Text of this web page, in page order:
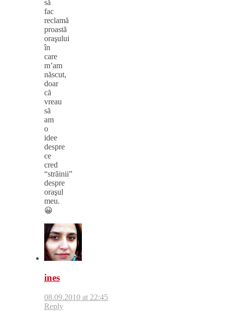
să
fac
reclamă
proastă
oraşului
în
care
m’am
născut,
doar
că
vreau
să
am
o
idee
despre
ce
cred
“străinii”
despre
oraşul
meu.
😀
ines
08.09.2010 at 22:45
Reply